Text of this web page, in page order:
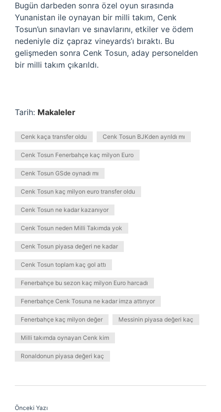
Bugün darbeden sonra özel oyun sırasında
Yunanistan ile oynayan bir milli takım, Cenk
Tosun’un sınavları ve sınavlarını, etkiler ve ödem
nedeniyle diz çapraz vineyards’ı bıraktı. Bu
gelişmeden sonra Cenk Tosun, aday personelden
bir milli takım çıkarıldı.
Tarih: Makaleler
Cenk kaça transfer oldu Cenk Tosun BJKden ayrıldı mı
Cenk Tosun Fenerbahçe kaç milyon Euro
Cenk Tosun GSde oynadı mı
Cenk Tosun kaç milyon euro transfer oldu
Cenk Tosun ne kadar kazanıyor
Cenk Tosun neden Milli Takımda yok
Cenk Tosun piyasa değeri ne kadar
Cenk Tosun toplam kaç gol attı
Fenerbahçe bu sezon kaç milyon Euro harcadı
Fenerbahçe Cenk Tosuna ne kadar imza attırıyor
Fenerbahçe kaç milyon değer Messinin piyasa değeri kaç
Milli takımda oynayan Cenk kim
Ronaldonun piyasa değeri kaç
Önceki Yazı